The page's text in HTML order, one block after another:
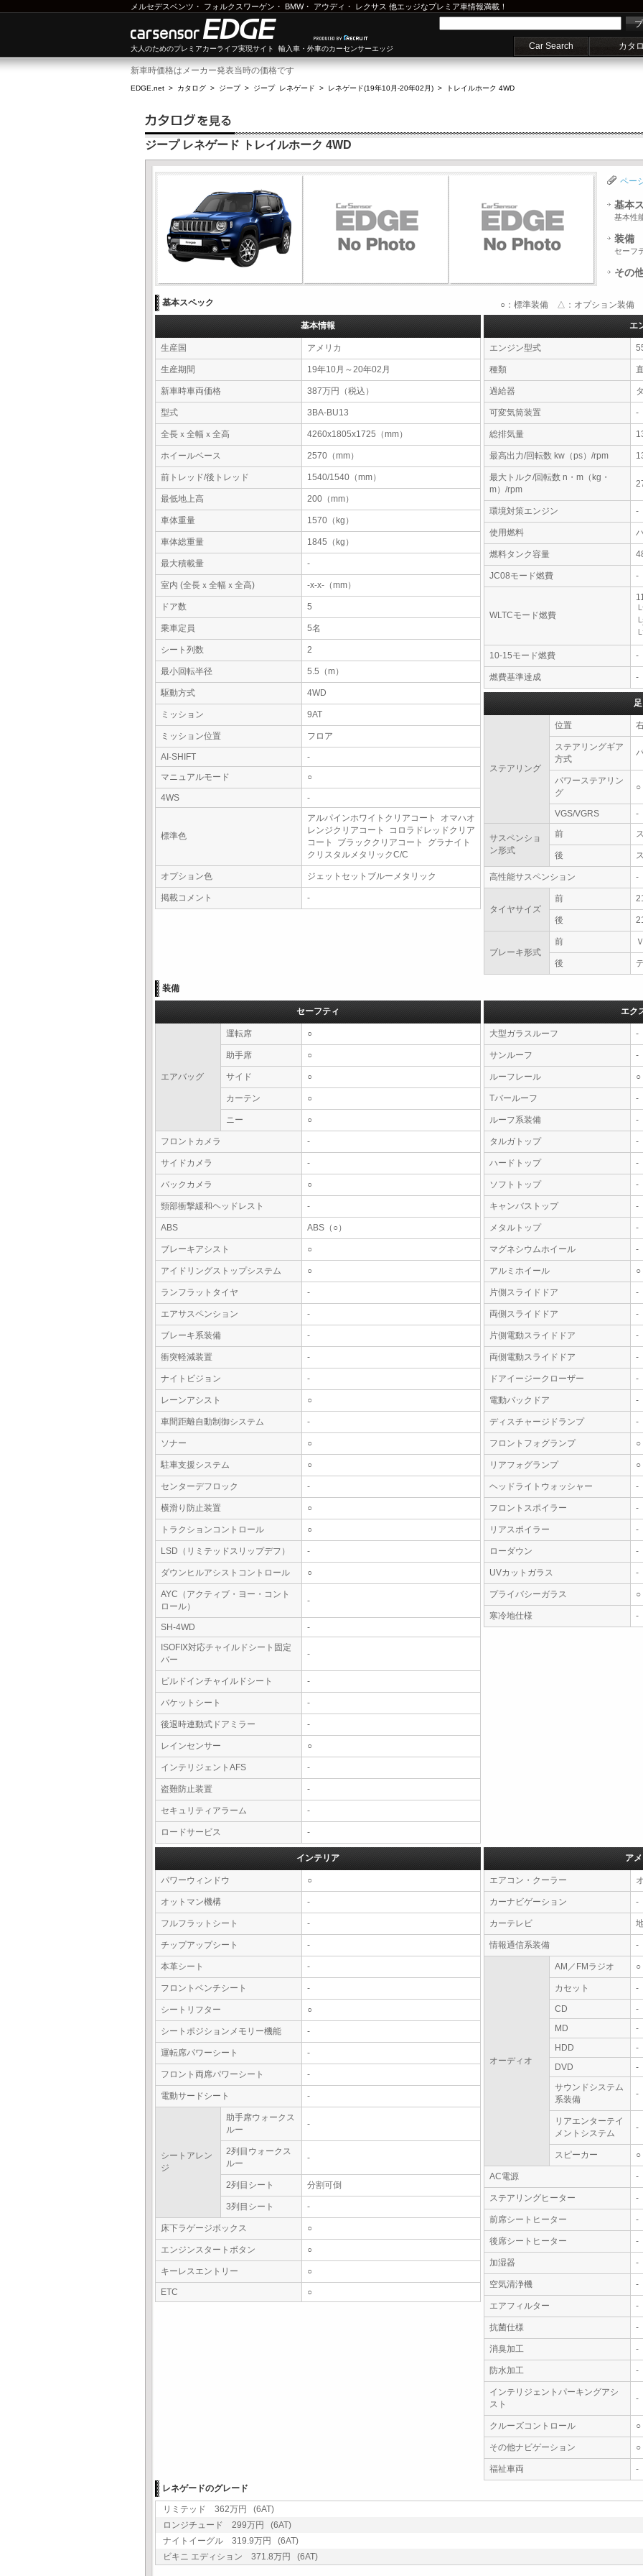
メルセデスベンツ ・ フォルクスワーゲン ・ BMW・ アウディ ・ レクサス 他エッジなプレミア車情報満載！
大人のためのプレミアカーライフ実現サイト 輸入車・外車のカーセンサーエッジ Car Search カタ
新車時価格はメーカー発表当時の価格です
EDGE.net > カタログ > ジープ> ジープ レネゲード > レネゲード(19年10月-20年02月) > トレイルホーク 4WD
ジープ レネゲード トレイルホーク 4WD
ペー
基本
基本性
装備
セーフ
その
基本スペック ○：標準装備 △：オプション装備 -
基本情報
生産国 アメリカ
生産期間 19年10月～20年02月
新車時車両価格 387万円（税込）
型式 3BA-BU13
全長ｘ全幅ｘ全高 4260x1805x1725（mm）
ホイールベース 2570（mm）
前トレッド/後トレッド 1540/1540（mm）
最低地上高 200（mm）
車体重量 1570（kg）
車体総重量 1845（kg）
最大積載量 -
室内 (全長ｘ全幅ｘ全高) -x-x-（mm）
ドア数 5
乗車定員 5名
シート列数 2
最小回転半径 5.5（m）
駆動方式 4WD
ミッション 9AT
ミッション位置 フロア
AI-SHIFT
-
マニュアルモード
○
4WS -
標準色
アルパインホワイトクリアコート オマハオ
レンジクリアコート コロラドレッドクリア
コート ブラッククリアコート グラナイト
クリスタルメタリックC/C
オプション色 ジェットセットブルーメタリック
掲載コメント -
エ
エンジン型式
種類
過給器
可変気筒装置 -
総排気量
最高出力/回転数 kw（ps）/rpm
最大トルク/回転数 n・m（kg・
m）/rpm
環境対策エンジン -
使用燃料
燃料タンク容量
JC08モード燃費 -
WLTCモード燃費
10-15モード燃費 -
燃費基準達成 -
ステアリング
位置
ステアリングギア
方式
パワーステアリン
グ
○
VGS/VGRS -
サスペンショ
ン形式
前
後
高性能サスペンション -
タイヤサイズ
前
後
ブレーキ形式
前
後
装備
セーフティ
エアバッグ
運転席 ○
助手席 ○
サイド ○
カーテン ○
ニー ○
フロントカメラ -
サイドカメラ -
バックカメラ ○
頸部衝撃緩和ヘッドレスト -
ABS ABS（○）
ブレーキアシスト ○
アイドリングストップシステム ○
ランフラットタイヤ -
エアサスペンション -
ブレーキ系装備 -
衝突軽減装置 -
ナイトビジョン -
レーンアシスト ○
車間距離自動制御システム -
ソナー ○
駐車支援システム ○
センターデフロック -
横滑り防止装置 ○
トラクションコントロール ○
LSD（リミテッドスリップデフ） -
ダウンヒルアシストコントロール ○
AYC（アクティブ・ヨー・コント
ロール）
-
SH-4WD
-
ISOFIX対応チャイルドシート固定
バー
-
ビルドインチャイルドシート -
バケットシート -
後退時連動式ドアミラー -
レインセンサー ○
インテリジェントAFS -
盗難防止装置 -
セキュリティアラーム -
ロードサービス -
エク
大型ガラスルーフ -
サンルーフ -
ルーフレール ○
Tバールーフ -
ルーフ系装備 -
タルガトップ -
ハードトップ -
ソフトトップ -
キャンバストップ -
メタルトップ -
マグネシウムホイール -
アルミホイール ○
片側スライドドア -
両側スライドドア -
片側電動スライドドア -
両側電動スライドドア -
ドアイージークローザー -
電動バックドア -
ディスチャージドランプ -
フロントフォグランプ ○
リアフォグランプ ○
ヘッドライトウォッシャー -
フロントスポイラー -
リアスポイラー -
ローダウン -
UVカットガラス -
プライバシーガラス ○
寒冷地仕様 -
インテリア
パワーウィンドウ ○
オットマン機構 -
フルフラットシート -
チップアップシート -
本革シート -
フロントベンチシート -
シートリフター ○
シートポジションメモリー機能 -
運転席パワーシート -
フロント両席パワーシート -
電動サードシート -
シートアレン
ジ
助手席ウォークス
ルー
-
2列目ウォークス
ルー
-
2列目シート 分割可倒
3列目シート -
床下ラゲージボックス ○
エンジンスタートボタン ○
キーレスエントリー ○
ETC ○
ア
エアコン・クーラー
カーナビゲーション -
カーテレビ
情報通信系装備 -
オーディオ
AM／FMラジオ ○
カセット -
CD
-
MD
-
HDD
-
DVD
-
サウンドシステム
系装備
-
リアエンターテイ
メントシステム
-
スピーカー ○
AC電源 -
ステアリングヒーター -
前席シートヒーター -
後席シートヒーター -
加湿器 -
空気清浄機 -
エアフィルター -
抗菌仕様 -
消臭加工 -
防水加工 -
インテリジェントパーキングアシ
スト
-
クルーズコントロール ○
その他ナビゲーション ○
福祉車両
-
レネゲードのグレード
リミテッド 362万円 (6AT)
ロンジチュード 299万円 (6AT)
ナイトイーグル 319.9万円 (6AT)
ビキニ エディション 371.8万円 (6AT)